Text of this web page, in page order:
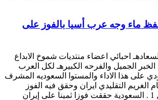
ماء وجه عرب أسيا بالفوز على
احبائي اعضاء منتديات شموخ الابداع
الخبر الجميل والفرحه الكبيرهـ لكل العرب
على هذا الاداء والمستوا السعوديه المشرف
الغريم التقليدي ايران وحقق فيه الفوز
الثمين 2 مقابل 1 . السعودية حققت فوزا ثمينا على إيران